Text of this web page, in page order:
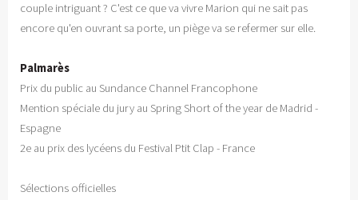
couple intriguant ? C'est ce que va vivre Marion qui ne sait pas
encore qu'en ouvrant sa porte, un piège va se refermer sur elle.
Palmarès
Prix du public au Sundance Channel Francophone
Mention spéciale du jury au Spring Short of the year de Madrid -
Espagne
2e au prix des lycéens du Festival Ptit Clap - France
Sélections officielles